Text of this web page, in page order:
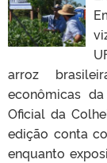
arroz
econômicas
Oficial da
edição conta
enquanto